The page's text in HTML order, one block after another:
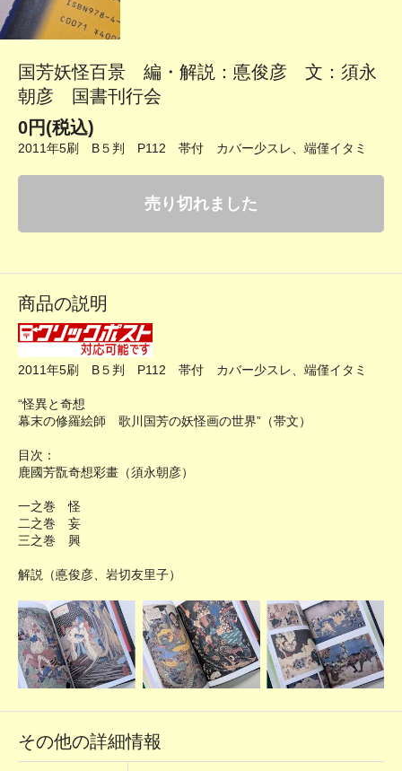
国芳妖怪百景 編・解説：悳俊彦 文：須永
朝彦 国書刊行会
0円(税込)
2011年5刷 B５判 P112 帯付 カバー少スレ、端僅イタミ
売り切れました
商品の説明
2011年5刷 B５判 P112 帯付 カバー少スレ、端僅イタミ
“怪異と奇想
幕末の修羅絵師 歌川国芳の妖怪画の世界”（帯文）
目次：
鹿國芳翫奇想彩畫（須永朝彦）
一之巻 怪
二之巻 妄
三之巻 興
解説（悳俊彦、岩切友里子）
その他の詳細情報